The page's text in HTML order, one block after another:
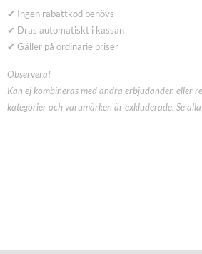
✔ Ingen rabattkod behövs
✔ Dras automatiskt i kassan
✔ Gäller på ordinarie priser
Observera!
Kan ej kombineras med andra erbjudanden eller
kategorier och varumärken är exkluderade. Se